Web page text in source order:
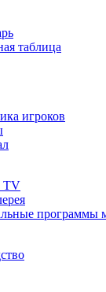
таблица
игроков
TV
программы